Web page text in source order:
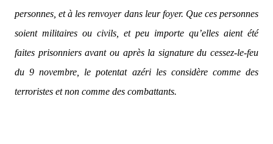
personnes, et à les renvoyer dans leur foyer. Que ces personnes
soient militaires ou civils, et peu importe qu’elles aient été
faites prisonniers avant ou après la signature du cessez-le-feu
du 9 novembre, le potentat azéri les considère comme des
terroristes et non comme des combattants.